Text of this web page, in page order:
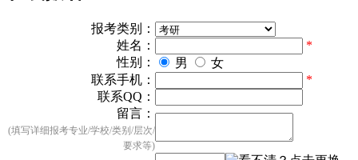
报考类别：
姓名：
*
性别：
男
女
联系手机：
*
联系QQ：
留言：
(填写详细报考专业/学校/类别/层次/
要求等)